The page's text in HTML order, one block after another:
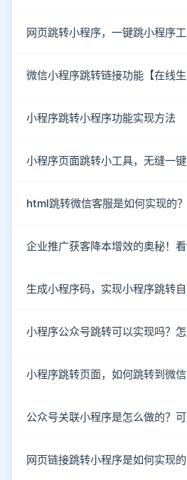
网页跳转小程序，一键跳小程序
微信小程序跳转链接功能【在线生
小程序跳转小程序功能实现方法
小程序页面跳转小工具，无缝一
html跳转微信客服是如何实现的？
企业推广获客降本增效的奥秘！看
生成小程序码，实现小程序跳转
小程序公众号跳转可以实现吗？怎
小程序跳转页面，如何跳转到微信
公众号关联小程序是怎么做的？
网页链接跳转小程序是如何实现的